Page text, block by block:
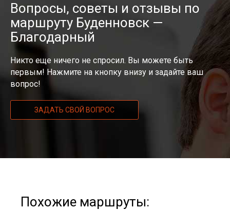
Вопросы, советы и отзывы по
маршруту Буденновск —
Благодарный
Никто еще ничего не спросил. Вы можете быть
первым! Нажмите на кнопку внизу и задайте ваш
вопрос!
ЗАДАТЬ СВОЙ ВОПРОС
Похожие маршруты: